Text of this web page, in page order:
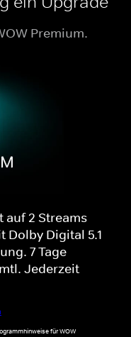
Premium.
2 Streams
Dolby Digital 5.1
7 Tage
Jederzeit
für WOW